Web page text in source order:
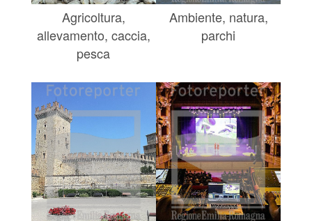
Agricoltura,
allevamento, caccia,
pesca
Ambiente, natura,
parchi